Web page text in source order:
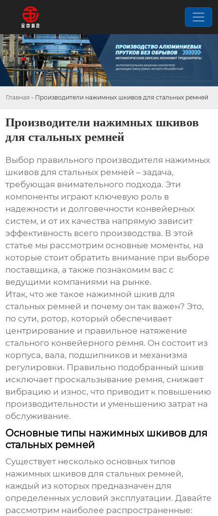
Главная - Производители нажимных шкивов для стальных ремней
Производители нажимных шкивов
для стальных ремней
Выбор правильного производителя нажимных
шкивов для стальных ремней – задача,
требующая внимательного подхода. Эти
компоненты играют ключевую роль в
надежности и долговечности конвейерных
систем, и от их качества напрямую зависит
эффективность всего производства. В этой
статье мы рассмотрим основные моменты, на
которые стоит обратить внимание при выборе
поставщика, а также познакомим вас с
ведущими компаниями на рынке.
Итак, что же такое нажимной шкив для
стальных ремней и почему он так важен? Это,
по сути, ротор, который обеспечивает
центрирование и правильное натяжение
стального конвейерного ремня. Он состоит из
корпуса, вала, подшипников и механизма
регулировки. Правильно подобранный шкив
исключает проскальзывание ремня, снижает
вибрацию и износ, что приводит к повышению
производительности и уменьшению затрат на
обслуживание.
Основные типы нажимных шкивов для
стальных ремней
Существует несколько основных типов
нажимных шкивов для стальных ремней,
каждый из которых предназначен для
определенных условий эксплуатации. Давайте
рассмотрим наиболее распространенные: